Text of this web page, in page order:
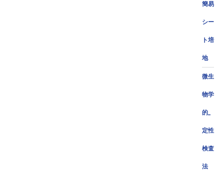
簡易
シー
ト培
地
微生
物学
的_
定性
検査
法